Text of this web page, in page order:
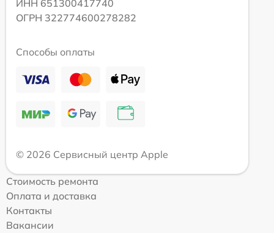
ИНН 651300417740
ОГРН 322774600278282
Способы оплаты
© 2026 Сервисный центр Apple
Стоимость ремонта
Оплата и доставка
Контакты
Вакансии